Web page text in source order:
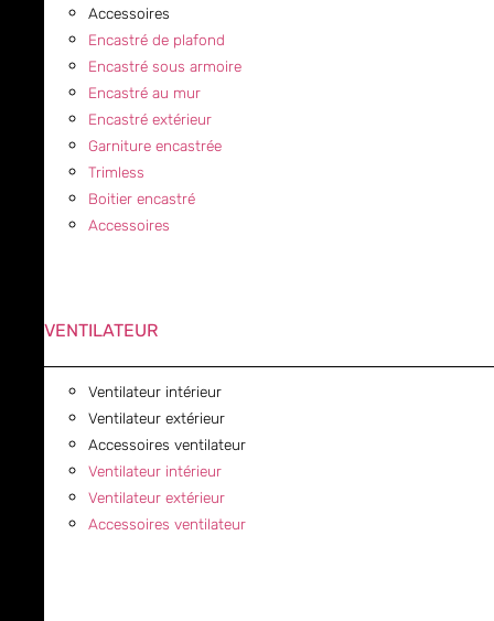
Accessoires
Encastré de plafond
Encastré sous armoire
Encastré au mur
Encastré extérieur
Garniture encastrée
Trimless
Boitier encastré
Accessoires
VENTILATEUR
Ventilateur intérieur
Ventilateur extérieur
Accessoires ventilateur
Ventilateur intérieur
Ventilateur extérieur
Accessoires ventilateur